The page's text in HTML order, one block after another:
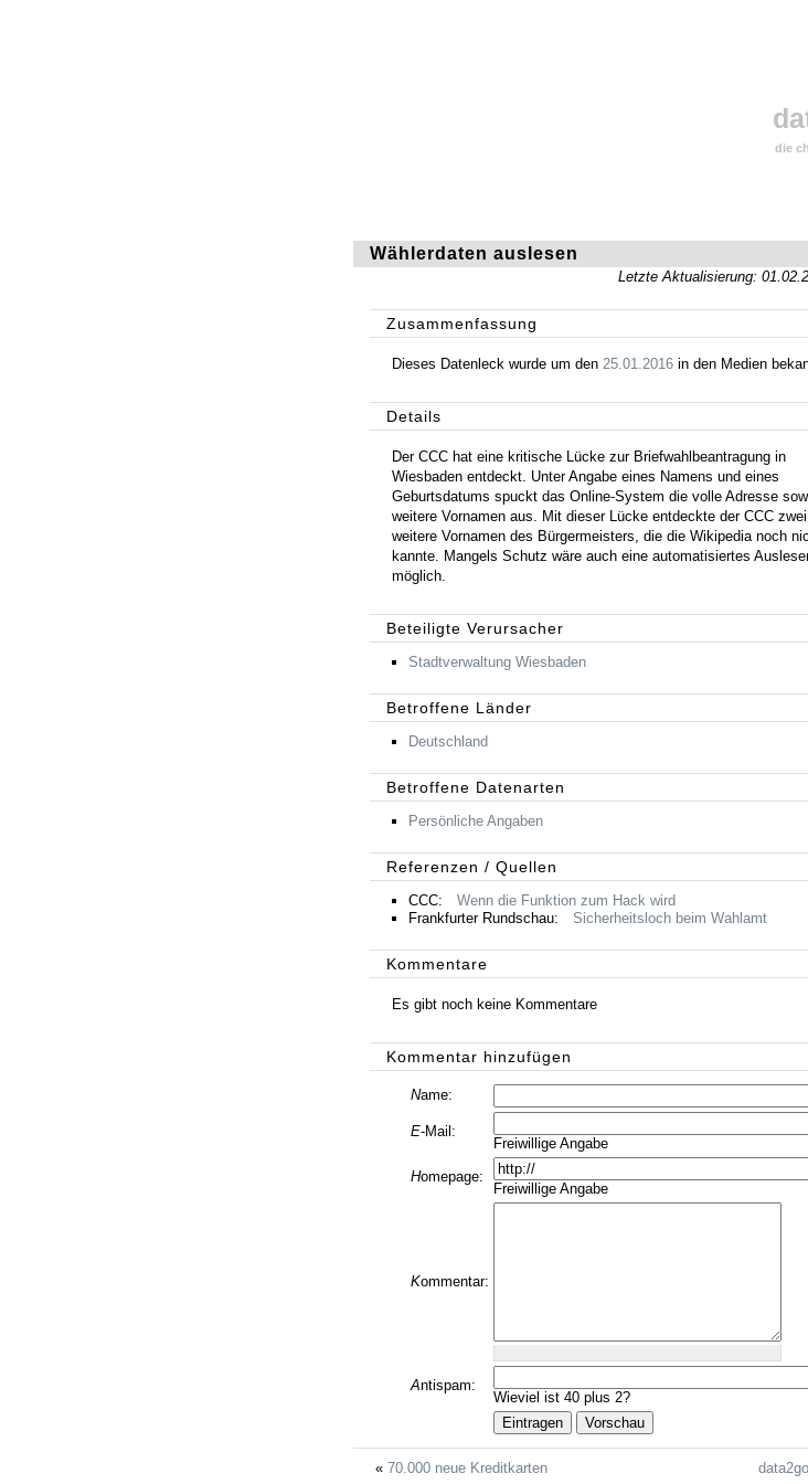
die
Wählerdaten auslesen
Letzte Aktualisierung:
Zusammenfassung
Dieses Datenleck wurde um den 25.01.2016in den Medien
Details
Der CCC hat eine kritische Lücke zur Briefwahlbeantragung in
Wiesbaden entdeckt. Unter Angabe eines Namens und eines
Geburtsdatums spuckt das Online-System die volle Adresse
weitere Vornamen aus. Mit dieser Lücke entdeckte der CCC zwei
weitere Vornamen des Bürgermeisters, die die Wikipedia noch
kannte. Mangels Schutz wäre auch eine automatisiertes
möglich.
Beteiligte Verursacher
Stadtverwaltung Wiesbaden
Betroffene Länder
Deutschland
Betroffene Datenarten
Persönliche Angaben
Referenzen / Quellen
CCC:
Wenn die Funktion zum Hack wird
Frankfurter Rundschau:
Sicherheitsloch beim Wahlamt
Kommentare
Es gibt noch keine Kommentare
Kommentar hinzufügen
Name:
E-Mail:
Freiwillige Angabe
Homepage:
Freiwillige Angabe
Kommentar:
Antispam:
Wieviel ist 40 plus 2?
data2go
70.000 neue Kreditkarten